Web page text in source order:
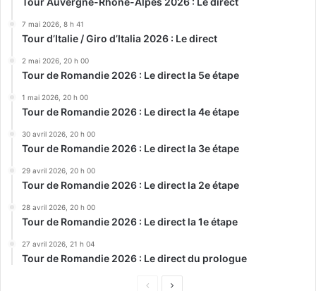
7 mai 2026, 8 h 41
Tour d’Italie / Giro d’Italia 2026 : Le direct
2 mai 2026, 20 h 00
Tour de Romandie 2026 : Le direct la 5e étape
1 mai 2026, 20 h 00
Tour de Romandie 2026 : Le direct la 4e étape
30 avril 2026, 20 h 00
Tour de Romandie 2026 : Le direct la 3e étape
29 avril 2026, 20 h 00
Tour de Romandie 2026 : Le direct la 2e étape
28 avril 2026, 20 h 00
Tour de Romandie 2026 : Le direct la 1e étape
27 avril 2026, 21 h 04
Tour de Romandie 2026 : Le direct du prologue
Page
Page